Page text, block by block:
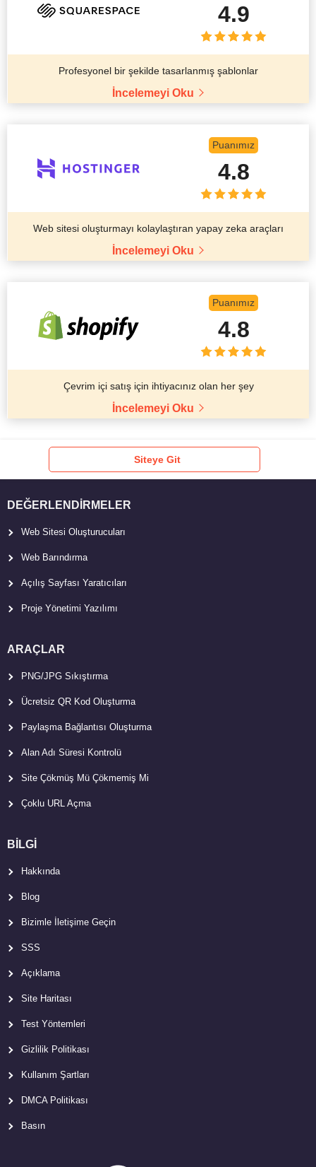
4.9
Profesyonel bir şekilde tasarlanmış şablonlar
İncelemeyi Oku
Puanımız
4.8
Web sitesi oluşturmayı kolaylaştıran yapay zeka araçları
İncelemeyi Oku
Puanımız
4.8
Çevrim içi satış için ihtiyacınız olan her şey
İncelemeyi Oku
Siteye Git
DEĞERLENDIRMELER
Web Sitesi Oluşturucuları
Web Barındırma
Açılış Sayfası Yaratıcıları
Proje Yönetimi Yazılımı
ARAÇLAR
PNG/JPG Sıkıştırma
Ücretsiz QR Kod Oluşturma
Paylaşma Bağlantısı Oluşturma
Alan Adı Süresi Kontrolü
Site Çökmüş Mü Çökmemiş Mi
Çoklu URL Açma
BİLGİ
Hakkında
Blog
Bizimle İletişime Geçin
SSS
Açıklama
Site Haritası
Test Yöntemleri
Gizlilik Politikası
Kullanım Şartları
DMCA Politikası
Basın